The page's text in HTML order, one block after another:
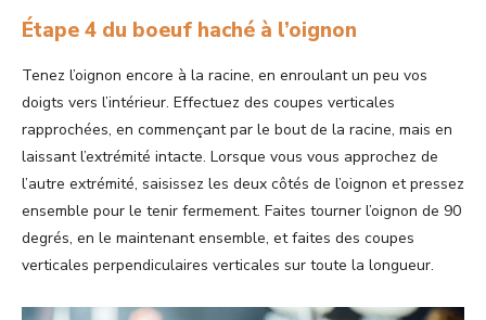
Étape 4 du boeuf haché à l’oignon
Tenez l’oignon encore à la racine, en enroulant un peu vos
doigts vers l’intérieur. Effectuez des coupes verticales
rapprochées, en commençant par le bout de la racine, mais en
laissant l’extrémité intacte. Lorsque vous vous approchez de
l’autre extrémité, saisissez les deux côtés de l’oignon et pressez
ensemble pour le tenir fermement. Faites tourner l’oignon de 90
degrés, en le maintenant ensemble, et faites des coupes
verticales perpendiculaires verticales sur toute la longueur.